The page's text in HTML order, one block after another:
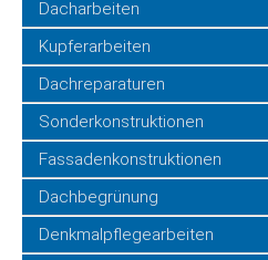
Dacharbeiten
Kupferarbeiten
Dachreparaturen
Sonderkonstruktionen
Fassadenkonstruktionen
Dachbegrünung
Denkmalpflegearbeiten